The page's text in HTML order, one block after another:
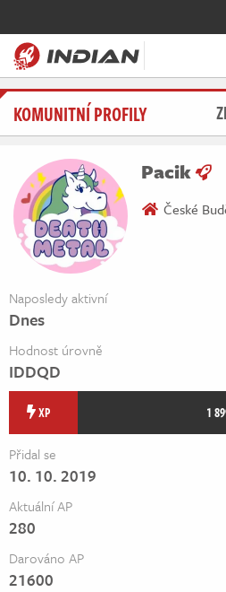
Magazín
Videa
Soutěže
Databáze
Komunita
Redakce
Živě
KOMUNITNÍ PROFILY
Pacik
České
Naposledy aktivní
Dnes
Hodnost úrovně
IDDQD
XP 1
Přidal se
10. 10. 2019
Aktuální AP
280
Darováno AP
21600